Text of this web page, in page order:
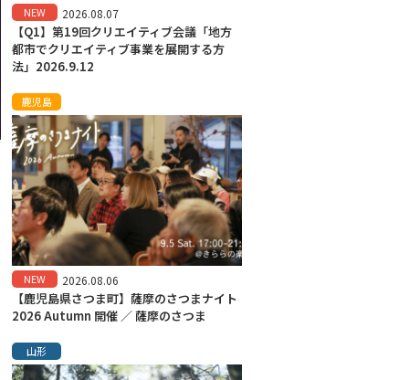
NEW 2026.08.07
【Q1】第19回クリエイティブ会議「地方
都市でクリエイティブ事業を展開する方
法」2026.9.12
鹿児島
NEW 2026.08.06
【鹿児島県さつま町】薩摩のさつまナイト
2026 Autumn 開催 ／ 薩摩のさつま
山形